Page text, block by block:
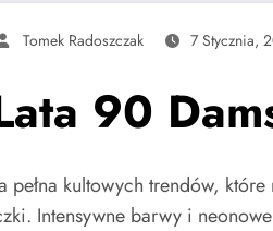
Tomek Radoszczak 7 Stycznia,
90
pełna kultowych trendów,
Intensywne barwy i